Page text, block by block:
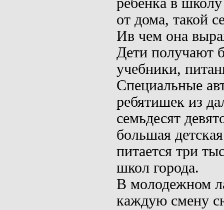
от дома, такой
Ив чем она
Дети получают
учеб­ники,
Специальные
ребятишек из
семьдесят
большая
питается три
школ города.
В молодежном
каждую смену